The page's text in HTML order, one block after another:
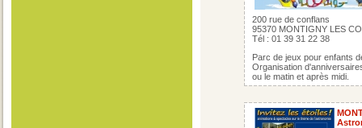
200 rue de conflans
95370 MONTIGNY LES
Tél : 01 39 31 22 38
Parc de jeux pour enfants
Organisation
ou le matin et après midi.